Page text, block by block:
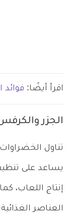
اقرأ أيضًا: فوائد
الجزر
تناول
يساعد على
إنتاج اللعاب،
العناصر